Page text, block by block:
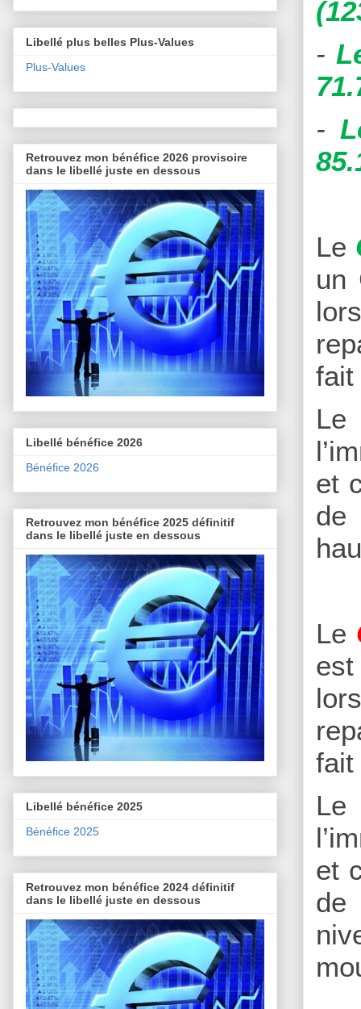
-
-
Le
un
fait
Le
et
de
Le
est
fait
Le
et
de
Libellé plus belles Plus-Values
Plus-Values
Retrouvez mon bénéfice 2026 provisoire
dans le libellé juste en dessous
Libellé bénéfice 2026
Bénéfice 2026
Retrouvez mon bénéfice 2025 définitif
dans le libellé juste en dessous
Libellé bénéfice 2025
Bénéfice 2025
Retrouvez mon bénéfice 2024 définitif
dans le libellé juste en dessous